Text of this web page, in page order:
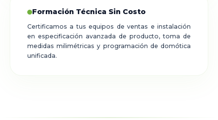
Formación Técnica Sin Costo
Certificamos a tus equipos de ventas e instalación
en especificación avanzada de producto, toma de
medidas milimétricas y programación de domótica
unificada.